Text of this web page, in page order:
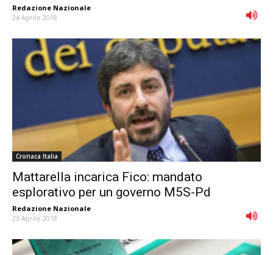
Redazione Nazionale -
24 Aprile 2018
Cronaca Italia
Mattarella incarica Fico: mandato
esplorativo per un governo M5S-Pd
Redazione Nazionale -
23 Aprile 2018